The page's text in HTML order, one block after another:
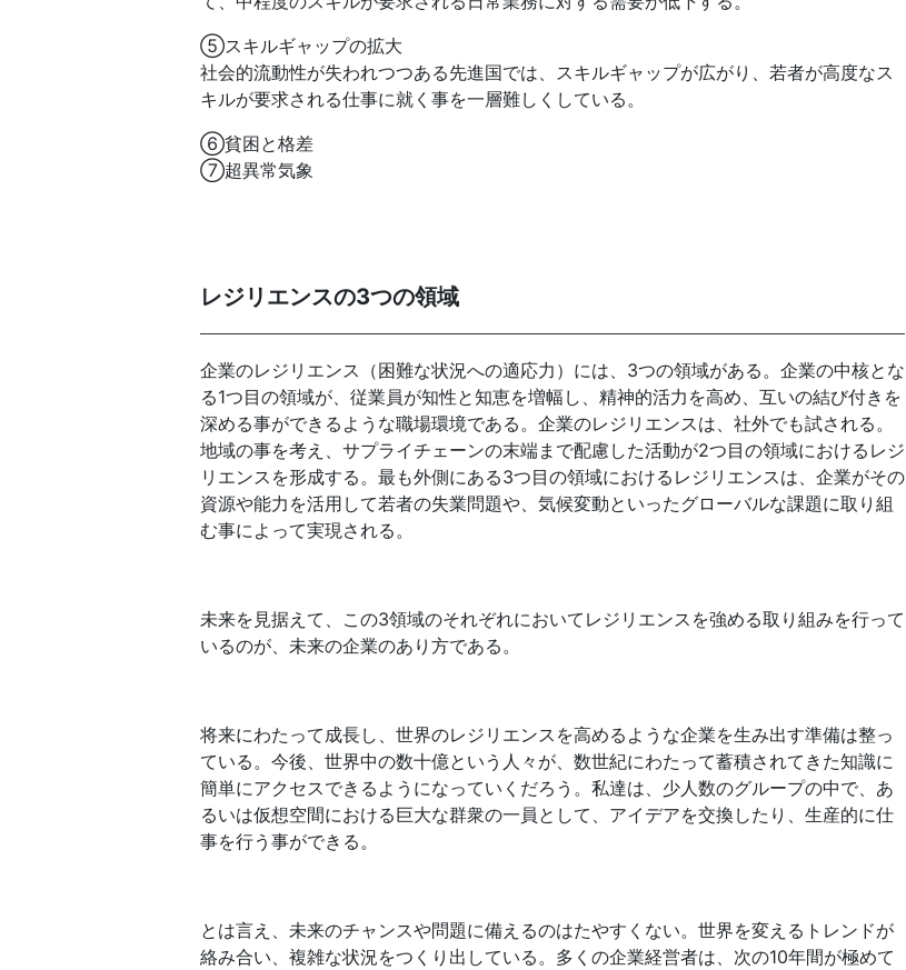
⑤スキルギャップの拡大
社会的流動性が失われつつある先進国では、スキルギャップが広がり、若者が高度なス
キルが要求される仕事に就く事を一層難しくしている。
⑥貧困と格差
⑦超異常気象
レジリエンスの3つの領域
企業のレジリエンス（困難な状況への適応力）には、3つの領域がある。企業の中核とな
る1つ目の領域が、従業員が知性と知恵を増幅し、精神的活力を高め、互いの結び付きを
深める事ができるような職場環境である。企業のレジリエンスは、社外でも試される。
地域の事を考え、サプライチェーンの末端まで配慮した活動が2つ目の領域におけるレジ
リエンスを形成する。最も外側にある3つ目の領域におけるレジリエンスは、企業がその
資源や能力を活用して若者の失業問題や、気候変動といったグローバルな課題に取り組
む事によって実現される。
未来を見据えて、この3領域のそれぞれにおいてレジリエンスを強める取り組みを行って
いるのが、未来の企業のあり方である。
将来にわたって成長し、世界のレジリエンスを高めるような企業を生み出す準備は整っ
ている。今後、世界中の数十億という人々が、数世紀にわたって蓄積されてきた知識に
簡単にアクセスできるようになっていくだろう。私達は、少人数のグループの中で、あ
るいは仮想空間における巨大な群衆の一員として、アイデアを交換したり、生産的に仕
事を行う事ができる。
とは言え、未来のチャンスや問題に備えるのはたやすくない。世界を変えるトレンドが
絡み合い、複雑な状況をつくり出している。多くの企業経営者は、次の10年間が極めて